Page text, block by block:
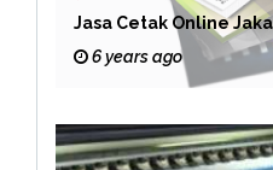
Jasa Cetak Online
6 years ago